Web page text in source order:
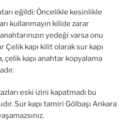
eğildi: Öncelikle kesinlikle
kullanmayın kilide zarar
yedeği varsa onu
Çelik kapı kilit olarak sur kapı
çelik kapı anahtar kopyalama
eski izini kapatmadı bu
Sur kapı tamiri Gölbaşı Ankara